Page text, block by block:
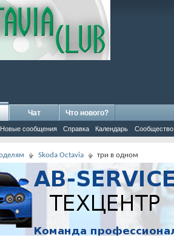
Новые сообщения Справка Календарь Сообщество
Чат Что нового?
Skoda Octavia три в одном